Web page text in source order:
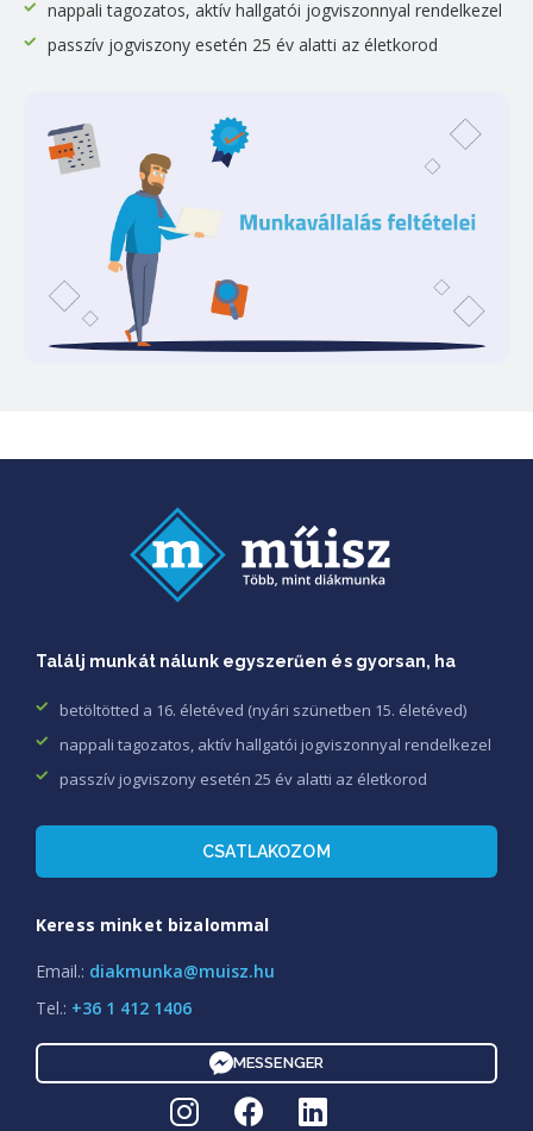
nappali tagozatos, aktív hallgatói jogviszonnyal rendelkezel
passzív jogviszony esetén 25 év alatti az életkorod
Találj munkát nálunk egyszerűen és gyorsan, ha
betöltötted a 16. életéved (nyári szünetben 15. életéved)
nappali tagozatos, aktív hallgatói jogviszonnyal rendelkezel
passzív jogviszony esetén 25 év alatti az életkorod
CSATLAKOZOM
Keress minket bizalommal
Email.: diakmunka@muisz.hu
Tel.: +36 1 412 1406
MESSENGER